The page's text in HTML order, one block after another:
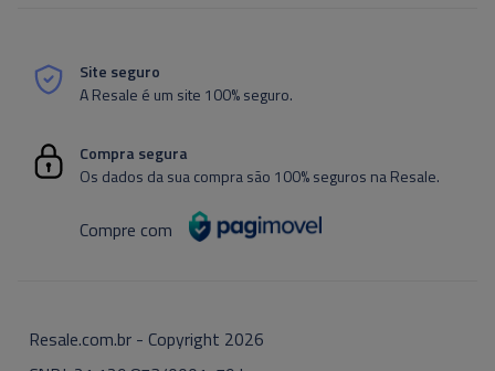
Site seguro
A Resale é um site 100% seguro.
Compra segura
Os dados da sua compra são 100% seguros na Resale.
Compre com
Resale.com.br - Copyright 2026